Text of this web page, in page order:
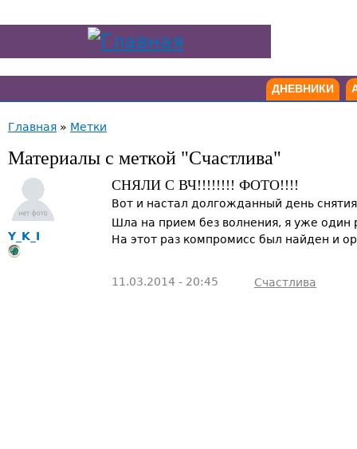
ДНЕВНИКИ
Главная » Метки
Материалы с меткой "Счастлива"
Y_K_I
CНЯЛИ С ВЧ!!!!!!!! ФОТО!!!!
Вот и настал долгожданный день
Шла на прием без волнения, я уже один
На этот раз компромисс был найден и
11.03.2014 - 20:45 Счастлива